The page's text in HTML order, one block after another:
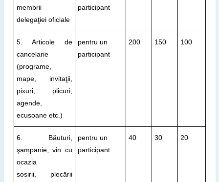
membrii
delegaţiei oficiale
participant
5. Articole de
cancelarie
(programe,
mape, invitaţii,
pixuri, plicuri,
agende,
ecusoane etc.)
pentru un
participant
200 150 100
6. Băuturi,
şampanie, vin cu
ocazia
sosirii, plecării
pentru un
participant
40 30 20